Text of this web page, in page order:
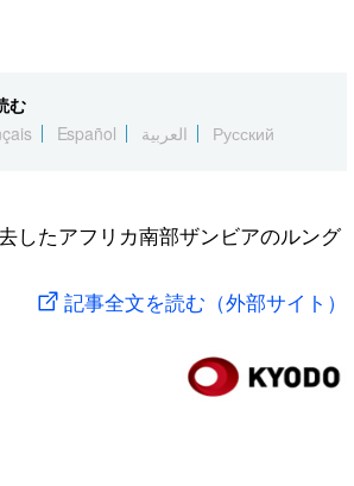
む
Español العربية Русский
したアフリカ南部ザンビアのルング
記事全文を読む（外部サイト）